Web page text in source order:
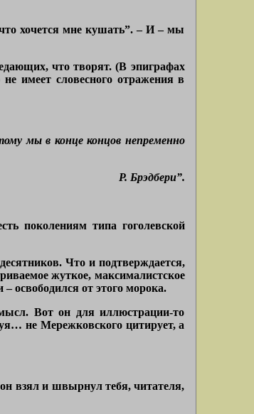
хочется мне кушать”. – И – мы
что творят. (В эпиграфах
имеет словесного отражения в
мы в конце концов непременно
Р. Брэдбери”.
поколениям типа гоголевской
Что и подтверждается,
жуткое, максималистское
освободился от этого морока.
Вот он для иллюстрации-то
не Мережковского цитирует, а
взял и швырнул тебя, читателя,